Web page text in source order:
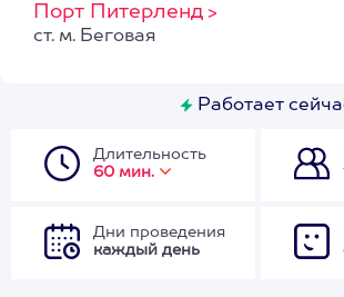
Порт Питерленд >
ст. м. Беговая
Работает
Длительность
60 мин.
Дни проведения
каждый день